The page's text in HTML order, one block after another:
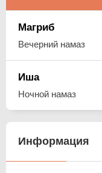
Магриб
Вечерний намаз
Иша
Ночной намаз
Информация